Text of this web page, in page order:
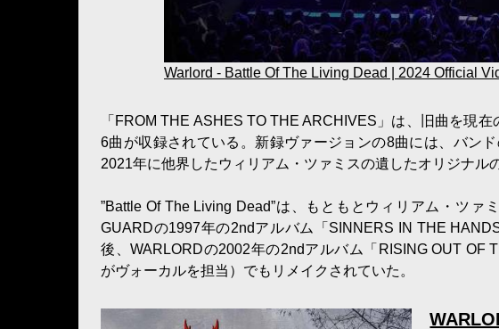
Warlord - Battle Of The Living Dead | 2024 Official
「FROM THE ASHES TO THE ARCHIVES」は、旧曲を現
6曲が収録されている。新録ヴァージョンの8曲には、バン
2021年に他界したウィリアム・ツァミスの遺したオリジナル
”Battle Of The Living Dead”は、もともとウィリアム・ツァ
GUARDの1997年の2ndアルバム「SINNERS IN THE
後、WARLORDの2002年の2ndアルバム「RISING OUT OF
がヴォーカルを担当）でもリメイクされていた。